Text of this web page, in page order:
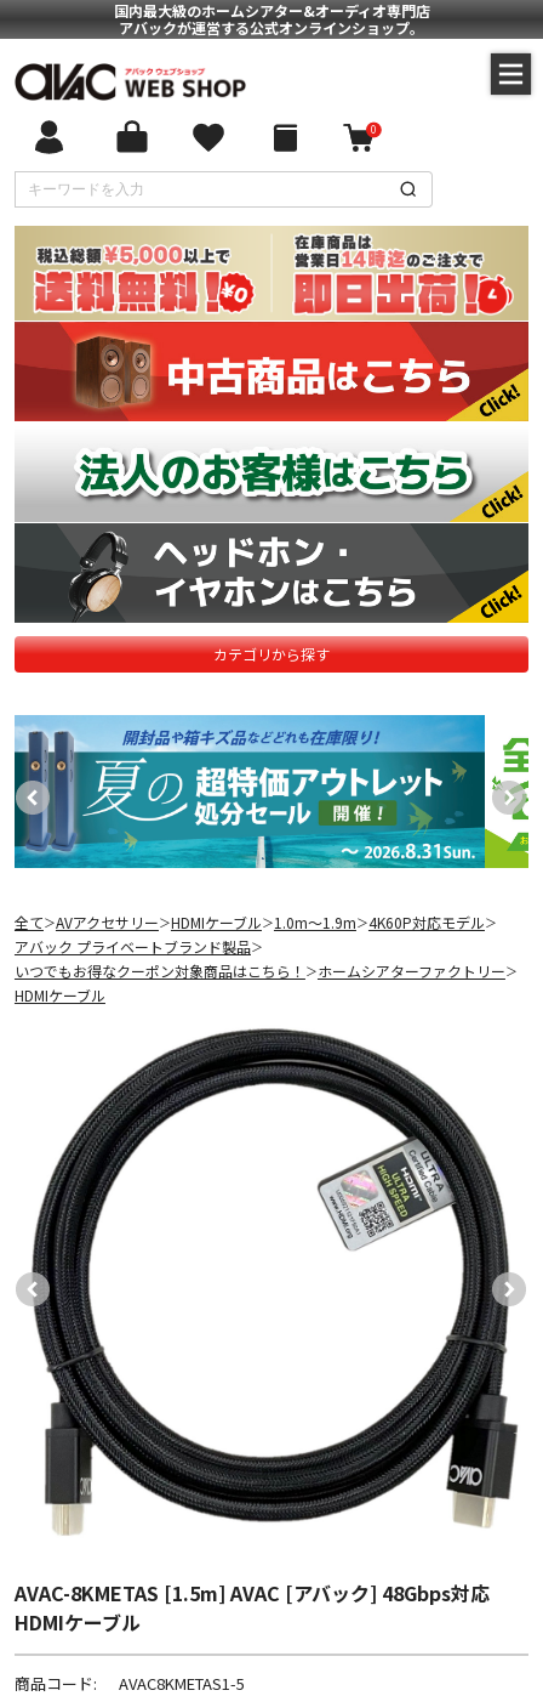
国内最大級のホームシアター&オーディオ専門店
アバックが運営する公式オンラインショップ。
0
カテゴリから探す
全て＞AVアクセサリー＞HDMIケーブル＞1.0m〜1.9m＞4K60P対応モデル＞
アバック プライベートブランド製品＞
いつでもお得なクーポン対象商品はこちら！ ＞ホームシアターファクトリー＞
HDMIケーブル
AVAC-8KMETAS [1.5m] AVAC [アバック] 48Gbps対応
HDMIケーブル
商品コード: AVAC8KMETAS1-5